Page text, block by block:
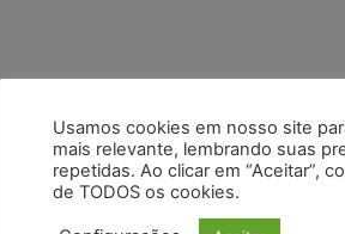
Usamos cookies em nosso site
mais relevante, lembrando suas
repetidas. Ao clicar em “Aceitar”,
de TODOS os cookies.